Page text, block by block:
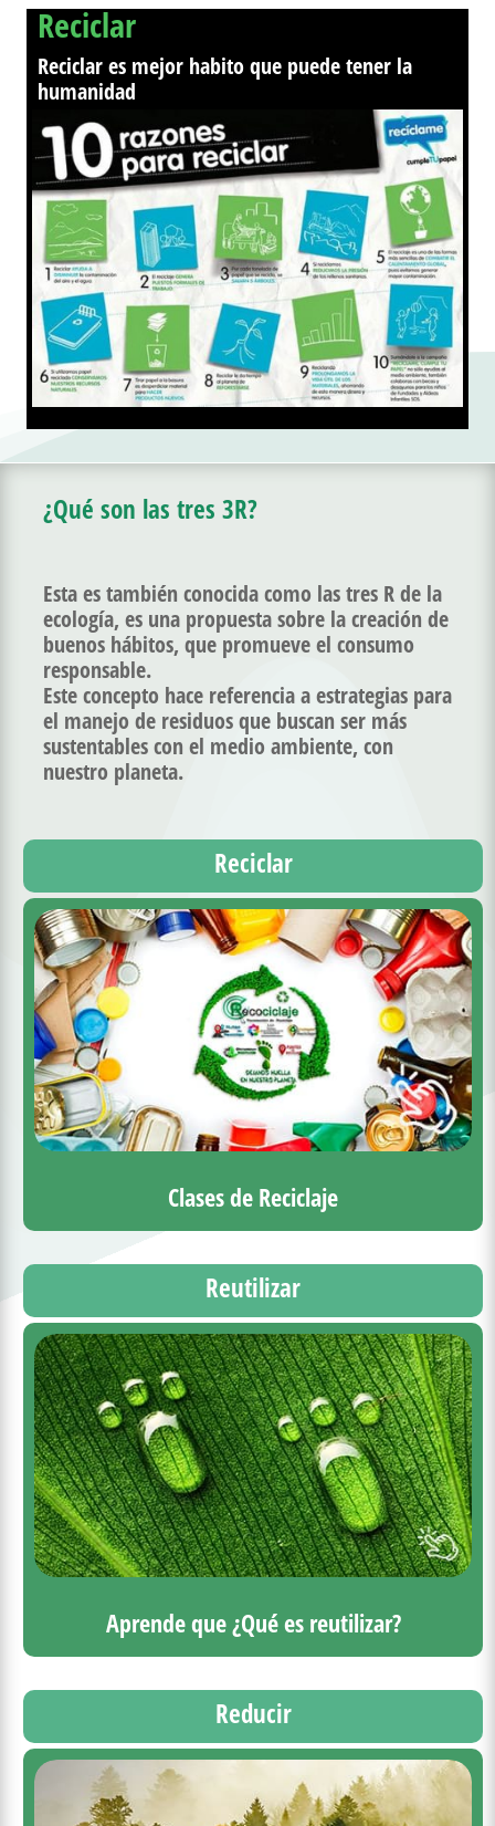
Reciclar
Reciclar es mejor habito que puede tener la
humanidad
¿Qué son las tres 3R?
Esta es también conocida como las tres R de la
ecología, es una propuesta sobre la creación de
buenos hábitos, que promueve el consumo
responsable.
Este concepto hace referencia a estrategias para
el manejo de residuos que buscan ser más
sustentables con el medio ambiente, con
nuestro planeta.
Reciclar
Clases de Reciclaje
Reutilizar
Aprende que ¿Qué es reutilizar?
Reducir